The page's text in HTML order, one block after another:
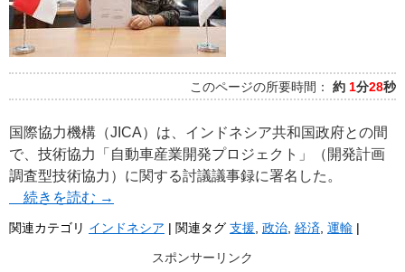
このページの所要時間： 約 1分28秒
国際協力機構（JICA）は、インドネシア共和国政府との間
で、技術協力「自動車産業開発プロジェクト」（開発計画
調査型技術協力）に関する討議議事録に署名した。
続きを読む →
関連カテゴリ インドネシア | 関連タグ 支援 政治 経済 運輸 |
スポンサーリンク